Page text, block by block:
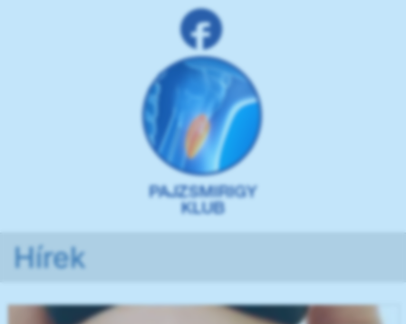
Hírek